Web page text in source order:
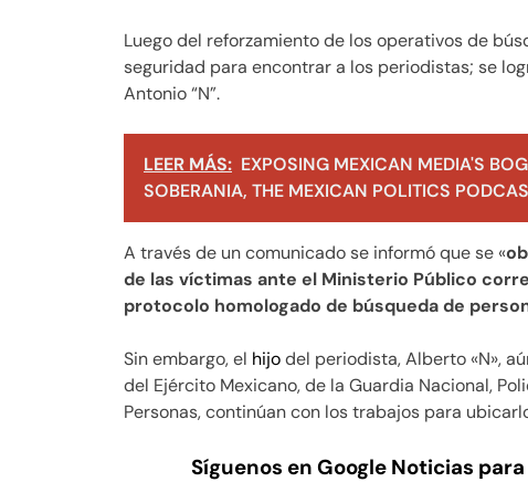
Luego del reforzamiento de los operativos de
seguridad para encontrar a los periodistas; se
Antonio “N”.
LEER MÁS: EXPOSING MEXICAN MEDIA'S
SOBERANIA, THE MEXICAN POLITICS
A través de un comunicado se informó que se «
de las víctimas ante el Ministerio Público
protocolo homologado de búsqueda de
Sin embargo, el hijodel periodista, Alberto «N»,
del Ejército Mexicano, de la Guardia Nacional,
Personas, continúan con los trabajos para
Síguenos en Google Noticias